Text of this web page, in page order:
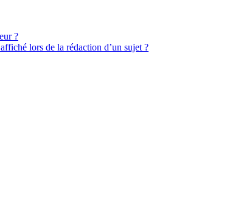
?
lors de la rédaction d’un sujet ?